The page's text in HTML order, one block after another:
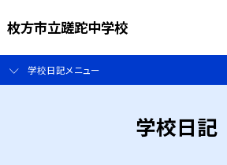
枚方市立蹉跎中学校
学校日記メニュー
学校日記